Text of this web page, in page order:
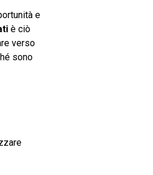
e
è ciò
verso
sono